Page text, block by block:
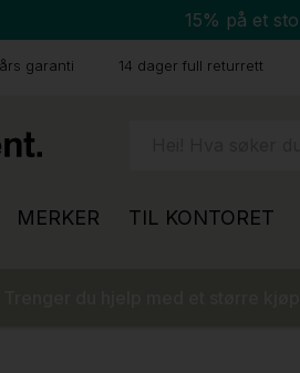
15% på et
garanti 14 dager full returrett
MERKER TIL KONTORET